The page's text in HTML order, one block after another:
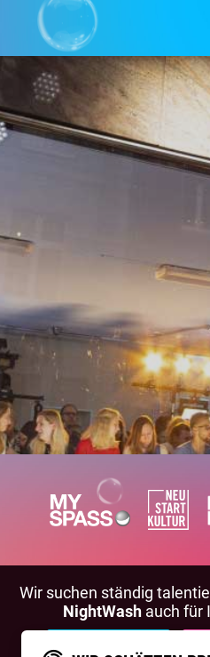
Wir suchen ständig
NightWash auch für